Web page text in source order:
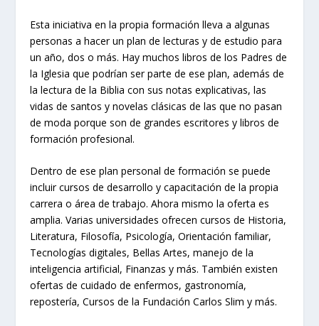
Esta iniciativa en la propia formación lleva a algunas
personas a hacer un plan de lecturas y de estudio para
un año, dos o más. Hay muchos libros de los Padres de
la Iglesia que podrían ser parte de ese plan, además de
la lectura de la Biblia con sus notas explicativas, las
vidas de santos y novelas clásicas de las que no pasan
de moda porque son de grandes escritores y libros de
formación profesional.
Dentro de ese plan personal de formación se puede
incluir cursos de desarrollo y capacitación de la propia
carrera o área de trabajo. Ahora mismo la oferta es
amplia. Varias universidades ofrecen cursos de Historia,
Literatura, Filosofía, Psicología, Orientación familiar,
Tecnologías digitales, Bellas Artes, manejo de la
inteligencia artificial, Finanzas y más. También existen
ofertas de cuidado de enfermos, gastronomía,
repostería, Cursos de la Fundación Carlos Slim y más.